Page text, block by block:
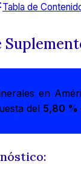
Tabla de
en
del 5,80 %